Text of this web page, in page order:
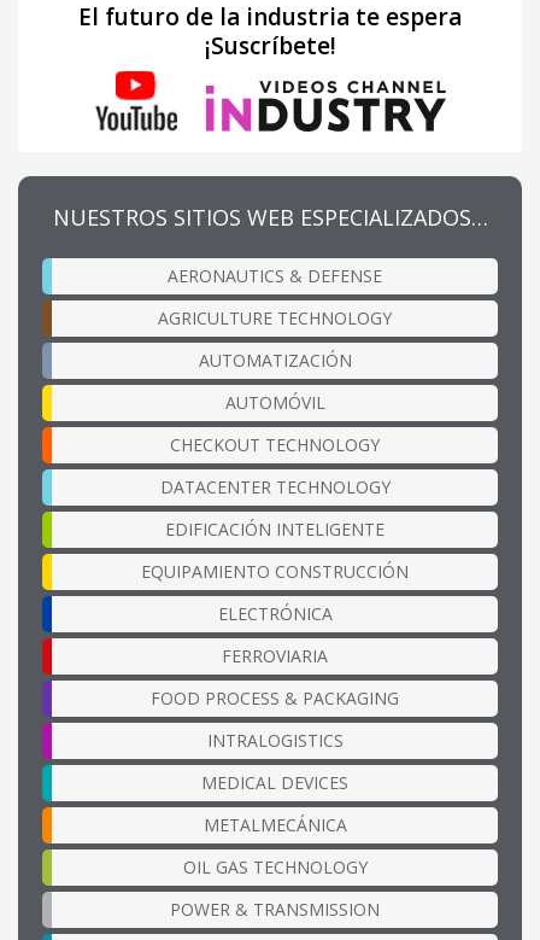
El futuro de la industria te espera
¡Suscríbete!
NUESTROS SITIOS WEB ESPECIALIZADOS…
AERONAUTICS & DEFENSE
AGRICULTURE TECHNOLOGY
AUTOMATIZACIÓN
AUTOMÓVIL
CHECKOUT TECHNOLOGY
DATACENTER TECHNOLOGY
EDIFICACIÓN INTELIGENTE
EQUIPAMIENTO CONSTRUCCIÓN
ELECTRÓNICA
FERROVIARIA
FOOD PROCESS & PACKAGING
INTRALOGISTICS
MEDICAL DEVICES
METALMECÁNICA
OIL GAS TECHNOLOGY
POWER & TRANSMISSION